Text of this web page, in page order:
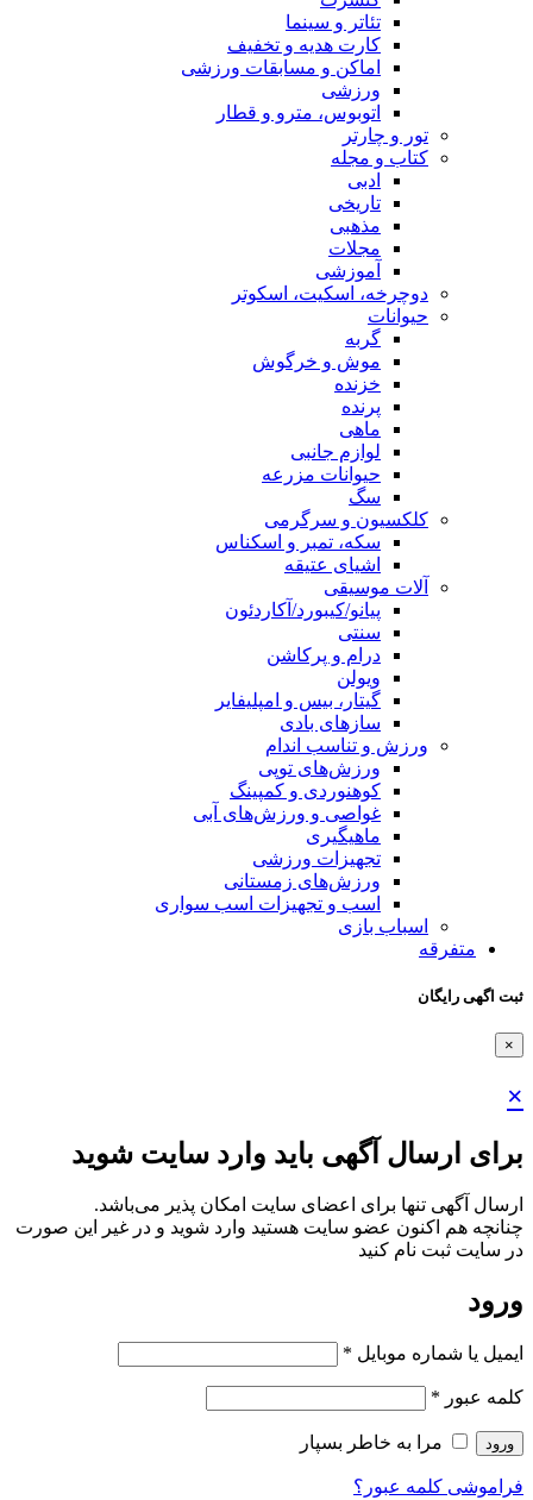
تئاتر و سینما
کارت هدیه و تخفیف
اماکن و مسابقات ورزشی
ورزشی
اتوبوس، مترو و قطار
تور و چارتر
کتاب و مجله
ادبی
تاریخی
مذهبی
مجلات
آموزشی
دوچرخه، اسکیت، اسکوتر
حیوانات
گربه
موش و خرگوش
خزنده
پرنده
ماهی
لوازم جانبی
حیوانات مزرعه
سگ
کلکسیون و سرگرمی
سکه، تمبر و اسکناس
اشیای عتیقه
آلات موسیقی
پیانو/کیبورد/آکاردئون
سنتی
درام و پرکاشن
ویولن
گیتار، بیس و امپلیفایر
سازهای بادی
ورزش و تناسب اندام
ورزش‌های توپی
کوهنوردی و کمپینگ
غواصی و ورزش‌های آبی
ماهیگیری
تجهیزات ورزشی
ورزش‌های زمستانی
اسب و تجهیزات اسب سواری
اسباب‌ بازی
متفرقه
ثبت اگهی رایگان
×
×
برای ارسال آگهی باید وارد سایت شوید
ارسال آگهی تنها برای اعضای سایت امکان پذیر می‌باشد.
چنانچه هم‌ اکنون عضو سایت هستید وارد شوید و در غیر این صورت
در سایت ثبت نام کنید
ورود
ایمیل یا شماره موبایل *
کلمه عبور *
ورود مرا به خاطر بسپار
فراموشی کلمه عبور؟